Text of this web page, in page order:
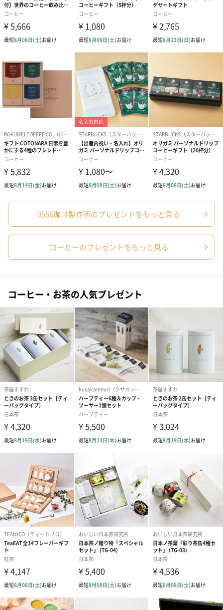
「コーヒーによって人々に感動と驚きを感じてもらいた
い」
レアコーヒー専門店【0566珈琲製作所】はコーヒーの焙煎を中心
く、お酒が薫るノンアルコールのハイブリッドコーヒーを開発す
るなど新たなコーヒーの創造、開発を行っております。
珈琲好きな大切な方への贈り物に
どんな「珈琲通」も唸らせる！希少価値の高い究極のプレミアム
セレクション！どうぞ究極のレアコーヒーによるドリップバッグ
をご堪能ください。
商品詳細情報
外装サイズ
限
アレルゲン情
報
なし
原材料
コーヒー豆
粉か豆か
内容量／数量
各12g×8個
0566珈琲製作所のプレゼントをもっと見る
コーヒーのプレゼントをもっと見る
コーヒー・お茶の人気プレゼント